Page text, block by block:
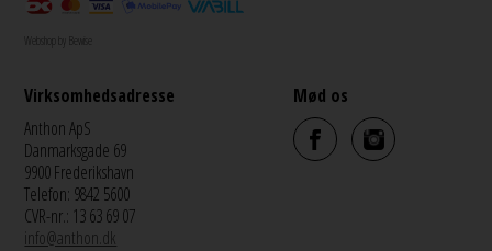
Webshop by Bewise
Virksomhedsadresse
Anthon ApS
Danmarksgade 69
9900 Frederikshavn
Telefon: 9842 5600
CVR-nr.: 13 63 69 07
info@anthon.dk
Mød os